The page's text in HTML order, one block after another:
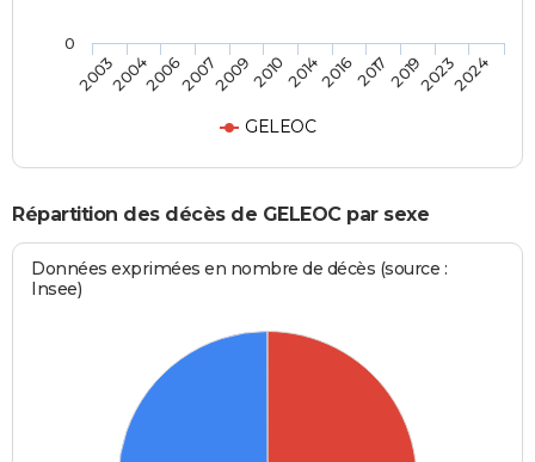
GELEOC
200320042006200720092010201420162017201920232024
0
Répartition des décès de GELEOC par sexe
Données exprimées en nombre de décès (source :
Insee)